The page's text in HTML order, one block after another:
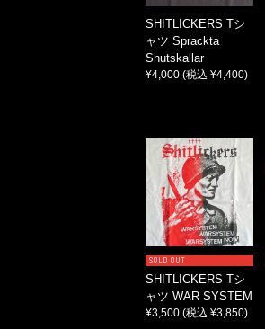
SHITLICKERS Tシ
ャツ Sprackta
Snutskallar
¥4,000 (税込 ¥4,400)
SOLD OUT
SHITLICKERS Tシ
ャツ WAR SYSTEM
¥3,500 (税込 ¥3,850)